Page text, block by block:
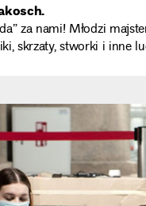
za nami! Młodzi
skrzaty, stworki i inne